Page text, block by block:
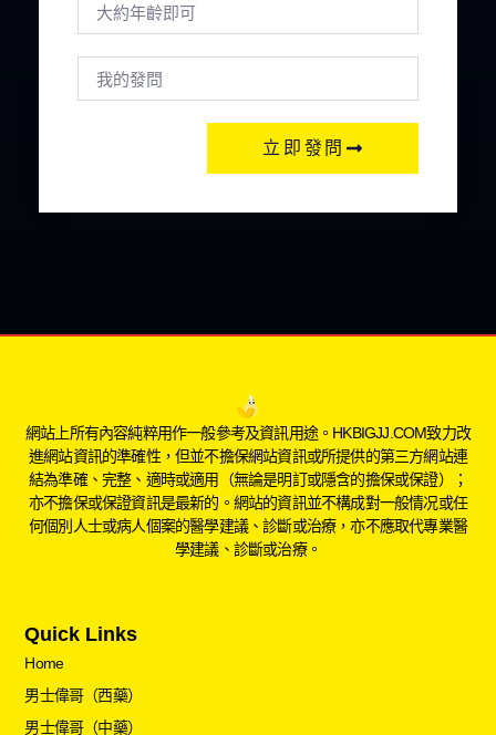
立即發問
網站上所有內容純粹用作一般參考及資訊用途。HKBIGJJ.COM致力改
進網站資訊的準確性，但並不擔保網站資訊或所提供的第三方網站連
結為準確、完整、適時或適用（無論是明訂或隱含的擔保或保證）；
亦不擔保或保證資訊是最新的。網站的資訊並不構成對一般情况或任
何個別人士或病人個案的醫學建議、診斷或治療，亦不應取代專業醫
學建議、診斷或治療。
Quick Links
Home
男士偉哥（西藥）
男士偉哥（中藥）